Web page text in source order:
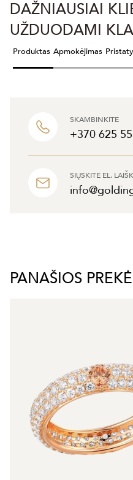
SKAMBINKITE
+370 625
SIŲSKITE EL.
DAŽNIAUSIAI
UŽDUODAMI
Produktas Apmokėjimas
PANAŠIOS